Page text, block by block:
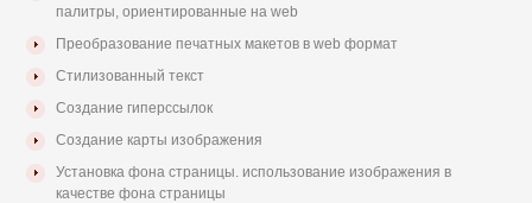
палитры, ориентированные на web
Преобразование печатных макетов в web формат
Стилизованный текст
Создание гиперссылок
Создание карты изображения
Установка фона страницы. использование изображения в
качестве фона страницы